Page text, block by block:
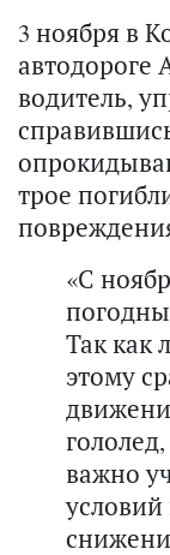
3 ноября в
автодороге
водитель,
трое
«С
Так как
этому
важно